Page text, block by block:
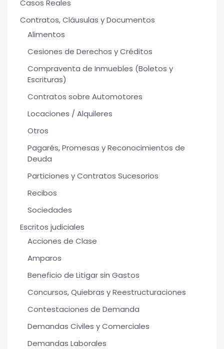
Casos Reales
Contratos, Cláusulas y Documentos
Alimentos
Cesiones de Derechos y Créditos
Compraventa de Inmuebles (Boletos y
Escrituras)
Contratos sobre Automotores
Locaciones / Alquileres
Otros
Pagarés, Promesas y Reconocimientos de
Deuda
Particiones y Contratos Sucesorios
Recibos
Sociedades
Escritos judiciales
Acciones de Clase
Amparos
Beneficio de Litigar sin Gastos
Concursos, Quiebras y Reestructuraciones
Contestaciones de Demanda
Demandas Civiles y Comerciales
Demandas Laborales